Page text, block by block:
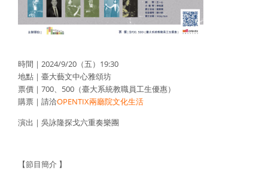
時間｜2024/9/20（五）19:30
地點｜臺大藝文中心雅頌坊
票價｜700、500（臺大系統教職員工生優惠）
購票｜請洽OPENTIX兩廳院文化生活
演出｜吳詠隆探戈六重奏樂團
【節目簡介 】